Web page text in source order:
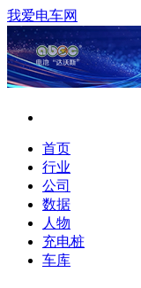
我爱电车网
首页
行业
公司
数据
人物
充电桩
车库